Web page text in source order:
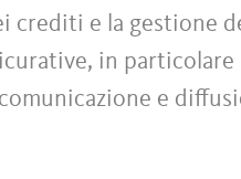
crediti e la gestione
in
e